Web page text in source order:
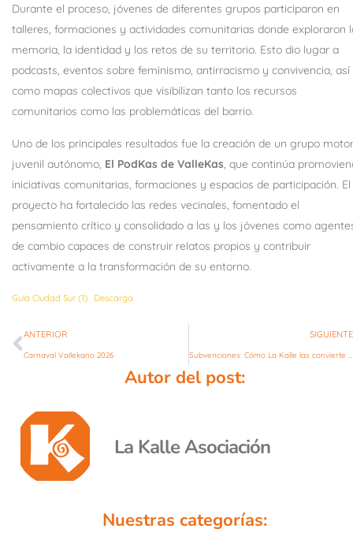
Durante el proceso, jóvenes de diferentes grupos participaron en
talleres, formaciones y actividades comunitarias donde exploraron
memoria, la identidad y los retos de su territorio. Esto dio lugar a
podcasts, eventos sobre feminismo, antirracismo y convivencia, así
como mapas colectivos que visibilizan tanto los recursos
comunitarios como las problemáticas del barrio.
Uno de los principales resultados fue la creación de un grupo motor
juvenil autónomo, El PodKas de ValleKas , que continúa
iniciativas comunitarias, formaciones y espacios de participación. El
proyecto ha fortalecido las redes vecinales, fomentado el
pensamiento crítico y consolidado a las y los jóvenes como
de cambio capaces de construir relatos propios y contribuir
activamente a la transformación de su entorno.
Guía Ciudad Sur (1) Descarga
ANTERIOR
Carnaval Vallekano 2026
SIGUIENTE
Autor del post:
La Kalle Asociación
Nuestras categorías: